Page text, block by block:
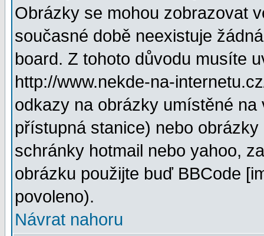
Obrázky se mohou zobrazovat
současné době neexistuje
board. Z tohoto důvodu musíte
http://www.nekde-na-
odkazy na obrázky umístěné
přístupná stanice) nebo
schránky hotmail nebo yahoo,
obrázku použijte buď BBCode
povoleno).
Návrat nahoru